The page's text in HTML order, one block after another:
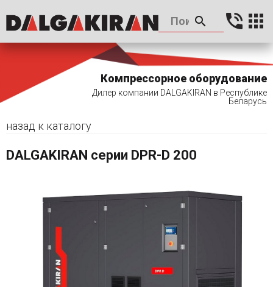
Компрессорное оборудование
Дилер компании DALGAKIRAN в Республике
Беларусь
назад к каталогу
DALGAKIRAN серии DPR-D 200